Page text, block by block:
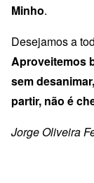
Minho.
Desejamos a
Aproveitemos
sem
partir, não é
Jorge Oliveira